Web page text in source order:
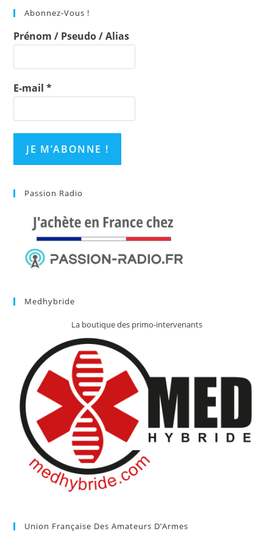
Abonnez-Vous !
Prénom / Pseudo / Alias
E-mail*
Passion Radio
Medhybride
La boutique des primo-intervenants
Union Française Des Amateurs D’Armes